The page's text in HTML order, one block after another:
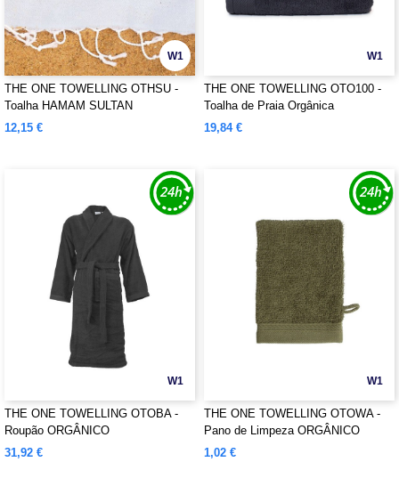
W1
THE ONE TOWELLING OTHSU -
Toalha HAMAM SULTAN
12,15 €
W1
THE ONE TOWELLING OTO100 -
Toalha de Praia Orgânica
19,84 €
W1
THE ONE TOWELLING OTOBA -
Roupão ORGÂNICO
31,92 €
W1
THE ONE TOWELLING OTOWA -
Pano de Limpeza ORGÂNICO
1,02 €